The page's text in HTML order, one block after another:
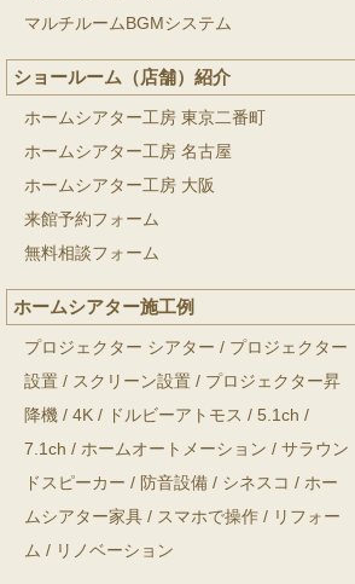
マルチルームBGMシステム
ショールーム（店舗）紹介
ホームシアター工房 東京二番町
ホームシアター工房 名古屋
ホームシアター工房 大阪
来館予約フォーム
無料相談フォーム
ホームシアター施工例
プロジェクター シアター / プロジェクター
設置 / スクリーン設置 / プロジェクター昇
降機 / 4K / ドルビーアトモス / 5.1ch /
7.1ch / ホームオートメーション / サラウン
ドスピーカー / 防音設備 / シネスコ / ホー
ムシアター家具 / スマホで操作 / リフォー
ム / リノベーション